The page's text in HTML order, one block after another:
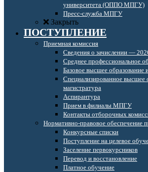
университета (ОППО МПГУ)
Пресс-служба МПГУ
Закрыть
ПОСТУПЛЕНИЕ
Приемная комиссия
Сведения о зачислении —
Среднее профессиональное
Базовое высшее образование
Специализированное высшее
магистратура
Аспирантура
Прием в филиалы МПГУ
Контакты отборочных
Нормативно-правовое обеспечение
Конкурсные списки
Поступление на целевое
Заселение первокурсников
Перевод и восстановление
Платное обучение